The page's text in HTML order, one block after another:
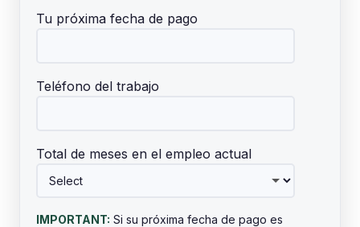
Tu próxima fecha de pago
Teléfono del trabajo
Total de meses en el empleo actual
IMPORTANT: Si su próxima fecha de pago es